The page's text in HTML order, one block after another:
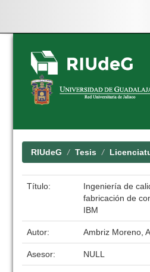
Skip
navigation
RIUdeG Tesis
Título:
Ingeniería de
fabricación de
IBM
Autor: Ambriz Moreno,
Asesor: NULL